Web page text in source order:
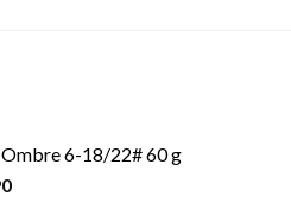
Ombre 6-18/22# 60 g